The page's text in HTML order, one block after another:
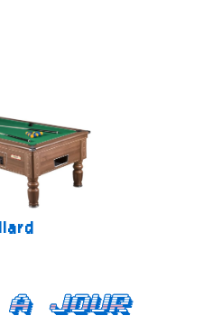
a jour